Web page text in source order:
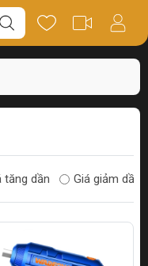
tăng dần Giá giảm dần